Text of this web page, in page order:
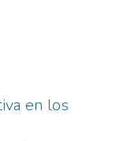
en los